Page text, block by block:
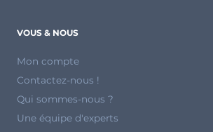
VOUS & NOUS
Mon compte
Contactez-nous !
Qui sommes-nous ?
Une équipe d'experts